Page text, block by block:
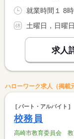
土曜日，日曜
求人
ハローワーク求人（掲載
パート・アルバイト
校務員
高崎市教育委員会 教